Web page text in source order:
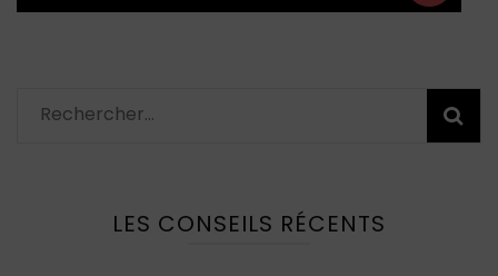
Rechercher :
LES CONSEILS RÉCENTS